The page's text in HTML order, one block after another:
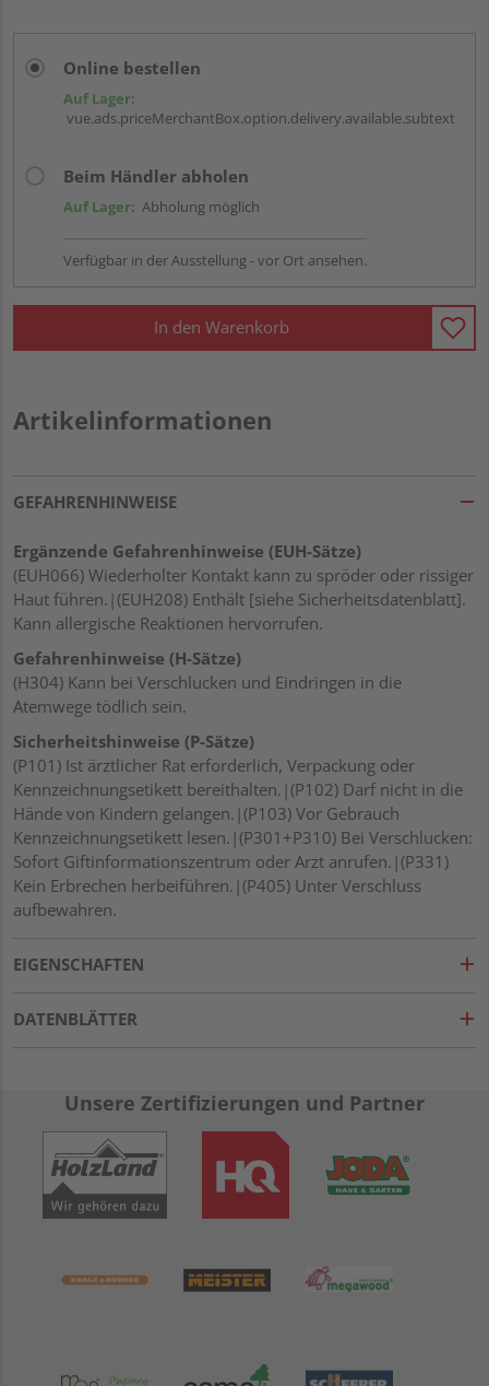
Online bestellen
Auf Lager:
vue.ads.priceMerchantBox.option.delivery.available.subtext
Beim Händler abholen
Auf Lager: Abholung möglich
Verfügbar in der Ausstellung - vor Ort ansehen.
In den Warenkorb
Artikelinformationen
GEFAHRENHINWEISE
Ergänzende Gefahrenhinweise (EUH-Sätze)
(EUH066) Wiederholter Kontakt kann zu spröder oder rissiger
Haut führen.|(EUH208) Enthält [siehe Sicherheitsdatenblatt].
Kann allergische Reaktionen hervorrufen.
Gefahrenhinweise (H-Sätze)
(H304) Kann bei Verschlucken und Eindringen in die
Atemwege tödlich sein.
Sicherheitshinweise (P-Sätze)
(P101) Ist ärztlicher Rat erforderlich, Verpackung oder
Kennzeichnungsetikett bereithalten.|(P102) Darf nicht in die
Hände von Kindern gelangen.|(P103) Vor Gebrauch
Kennzeichnungsetikett lesen.|(P301+P310) Bei Verschlucken:
Sofort Giftinformationszentrum oder Arzt anrufen.|(P331)
Kein Erbrechen herbeiführen.|(P405) Unter Verschluss
aufbewahren.
EIGENSCHAFTEN
DATENBLÄTTER
Unsere Zertifizierungen und Partner